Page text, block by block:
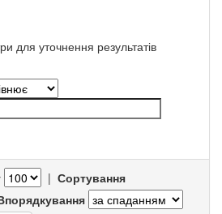
для уточнення результатів
| Сортування